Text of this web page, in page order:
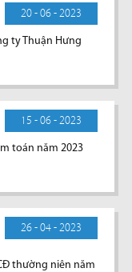
20 - 06 - 2023
ty Thuận Hưng
15 - 06 - 2023
toán năm 2023
26 - 04 - 2023
thường niên năm